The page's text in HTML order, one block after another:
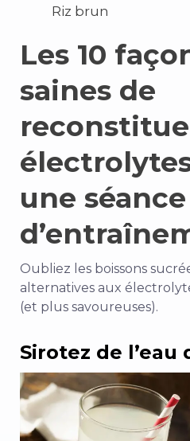
Riz brun
Les 10
saines de
une séance
Oubliez les boissons
alternatives aux
(et plus savoureuses).
Sirotez de l’eau